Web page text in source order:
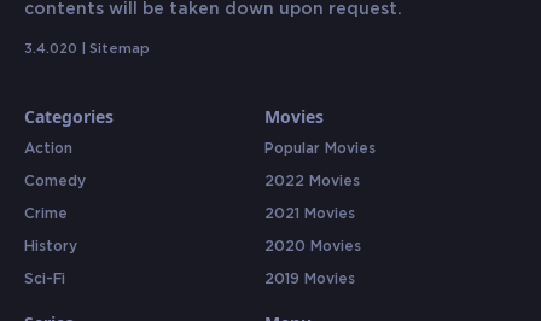
contents will be taken down upon request.
3.4.020 | Sitemap
Categories
Action
Comedy
Crime
History
Sci-Fi
Movies
Popular Movies
2022 Movies
2021 Movies
2020 Movies
2019 Movies